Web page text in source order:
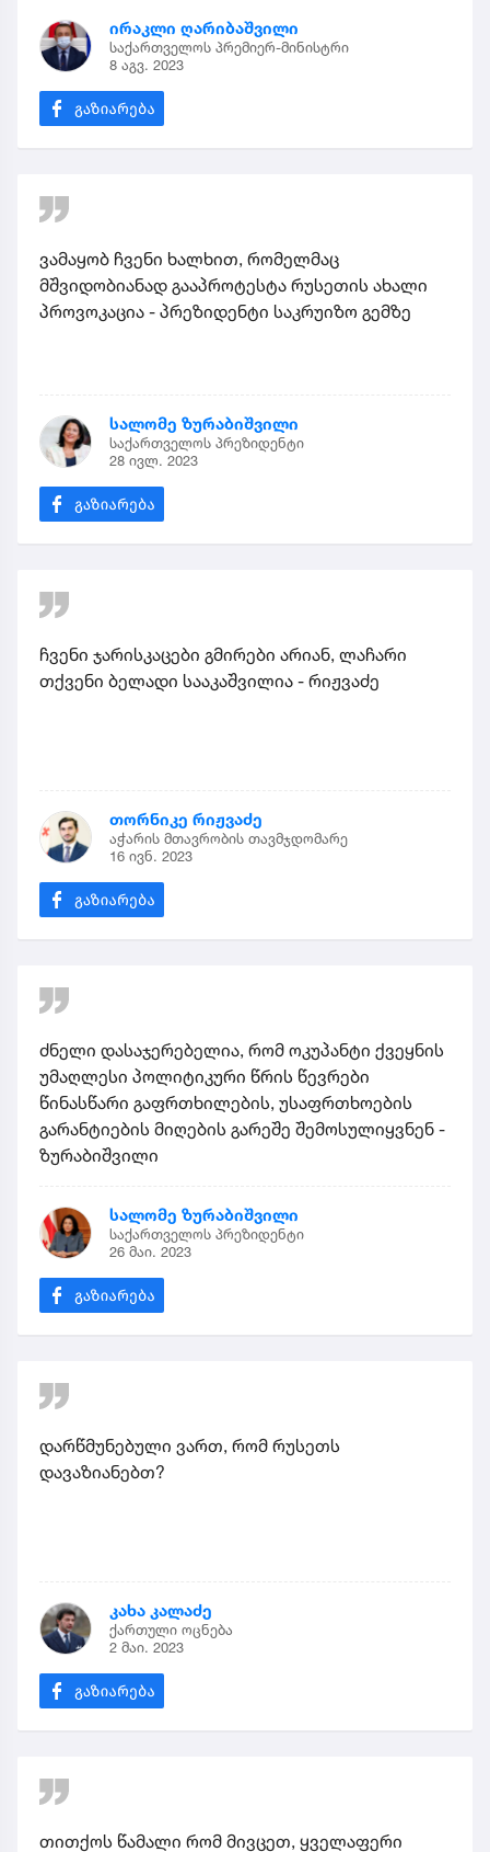
ირაკლი ღარიბაშვილი
საქართველოს პრემიერ-მინისტრი
8 აგვ. 2023
ვამაყობ ჩვენი ხალხით, რომელმაც
მშვიდობიანად გააპროტესტა რუსეთის ახალი
პროვოკაცია - პრეზიდენტი საკრუიზო გემზე
სალომე ზურაბიშვილი
საქართველოს პრეზიდენტი
28 ივლ. 2023
ჩვენი ჯარისკაცები გმირები არიან, ლაჩარი
თქვენი ბელადი სააკაშვილია - რიჟვაძე
თორნიკე რიჟვაძე
აჭარის მთავრობის თავმჯდომარე
16 ივნ. 2023
ძნელი დასაჯერებელია, რომ ოკუპანტი ქვეყნის
უმაღლესი პოლიტიკური წრის წევრები
წინასწარი გაფრთხილების, უსაფრთხოების
გარანტიების მიღების გარეშე შემოსულიყვნენ -
ზურაბიშვილი
სალომე ზურაბიშვილი
საქართველოს პრეზიდენტი
26 მაი. 2023
დარწმუნებული ვართ, რომ რუსეთს
დავაზიანებთ?
კახა კალაძე
ქართული ოცნება
2 მაი. 2023
თითქოს წამალი რომ მივცეთ, ყველაფერი